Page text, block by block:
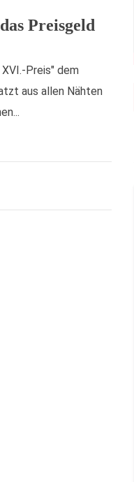
Preisgeld
Preis" dem
aus allen Nähten